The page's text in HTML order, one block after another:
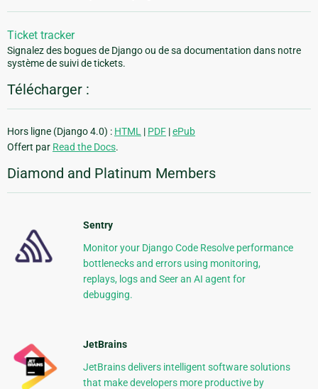
Ticket tracker
Signalez des bogues de Django ou de sa documentation dans notre
système de suivi de tickets.
Télécharger :
Hors ligne (Django 4.0) : HTML | PDF |ePub
Offert par Read the Docs.
Diamond and Platinum Members
Sentry
Monitor your Django Code Resolve performance
bottlenecks and errors using monitoring,
replays, logs and Seer an AI agent for
debugging.
JetBrains
JetBrains delivers intelligent software solutions
that make developers more productive by